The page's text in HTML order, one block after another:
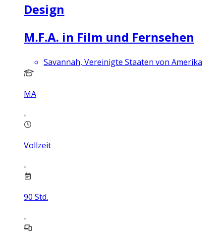
Design
M.F.A. in Film und Fernsehen
Savannah, Vereinigte Staaten von Amerika
MA
Vollzeit
90 Std.